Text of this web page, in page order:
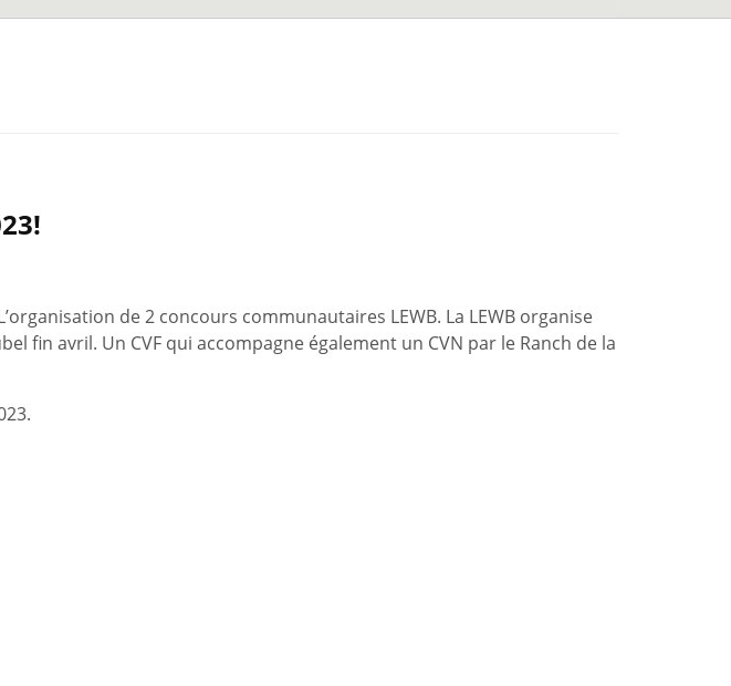
de 2 concours communautaires LEWB. La LEWB organise
fin avril. Un CVF qui accompagne également un CVN par le Ranch de la